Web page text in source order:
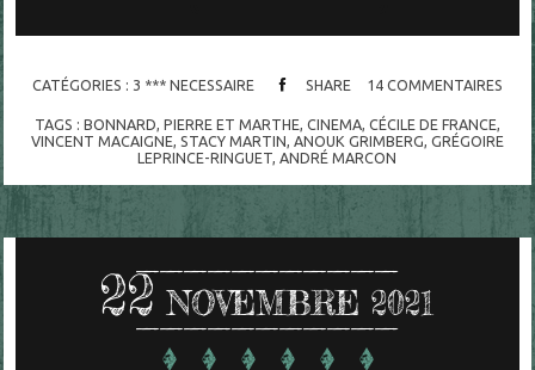
CATÉGORIES : 3 *** NECESSAIRE SHARE 14 COMMENTAIRES
TAGS : BONNARD PIERRE ET MARTHE CINEMA, CÉCILE DE FRANCE
VINCENT MACAIGNE STACY MARTIN ANOUK GRIMBERG GRÉGOIRE
LEPRINCE-RINGUET ANDRÉ MARCON
22 NOVEMBRE 2021